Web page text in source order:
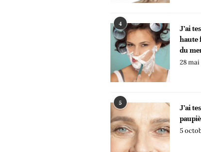
4
J’ai
haute
du
28
5
J’ai
5